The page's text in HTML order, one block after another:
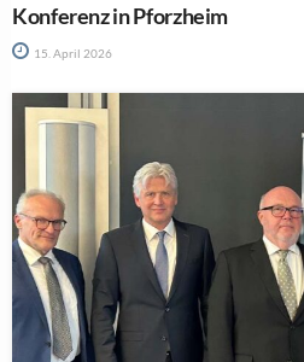
Konferenz in Pforzheim
15. April 2026